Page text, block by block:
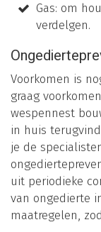
Gas: om
verdelgen.
Voorkomen is
graag
wespennest
in huis
je de
uit periodieke
van ongedierte
maatregelen,